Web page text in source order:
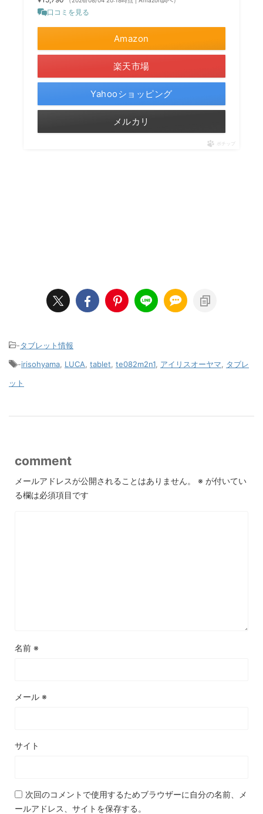
口コミを見る
Amazon
楽天市場
Yahooショッピング
メルカリ
ポチップ
-タブレット情報
-irisohyama LUCA tablet te082m2n1 アイリスオーヤマ
タブレ
ット
comment
メールアドレスが公開されることはありません。 ※ が付いてい
る欄は必須項目です
名前 ※
メール ※
サイト
次回のコメントで使用するためブラウザーに自分の名前、メ
ールアドレス、サイトを保存する。